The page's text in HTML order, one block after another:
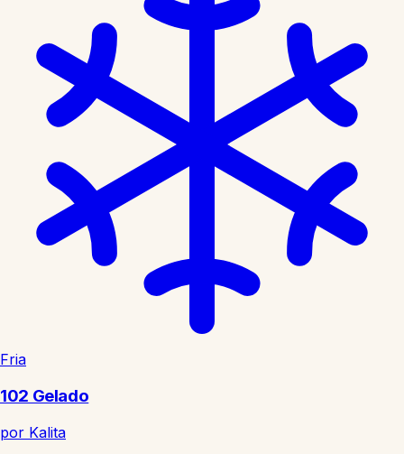
Fria
102 Gelado
por Kalita